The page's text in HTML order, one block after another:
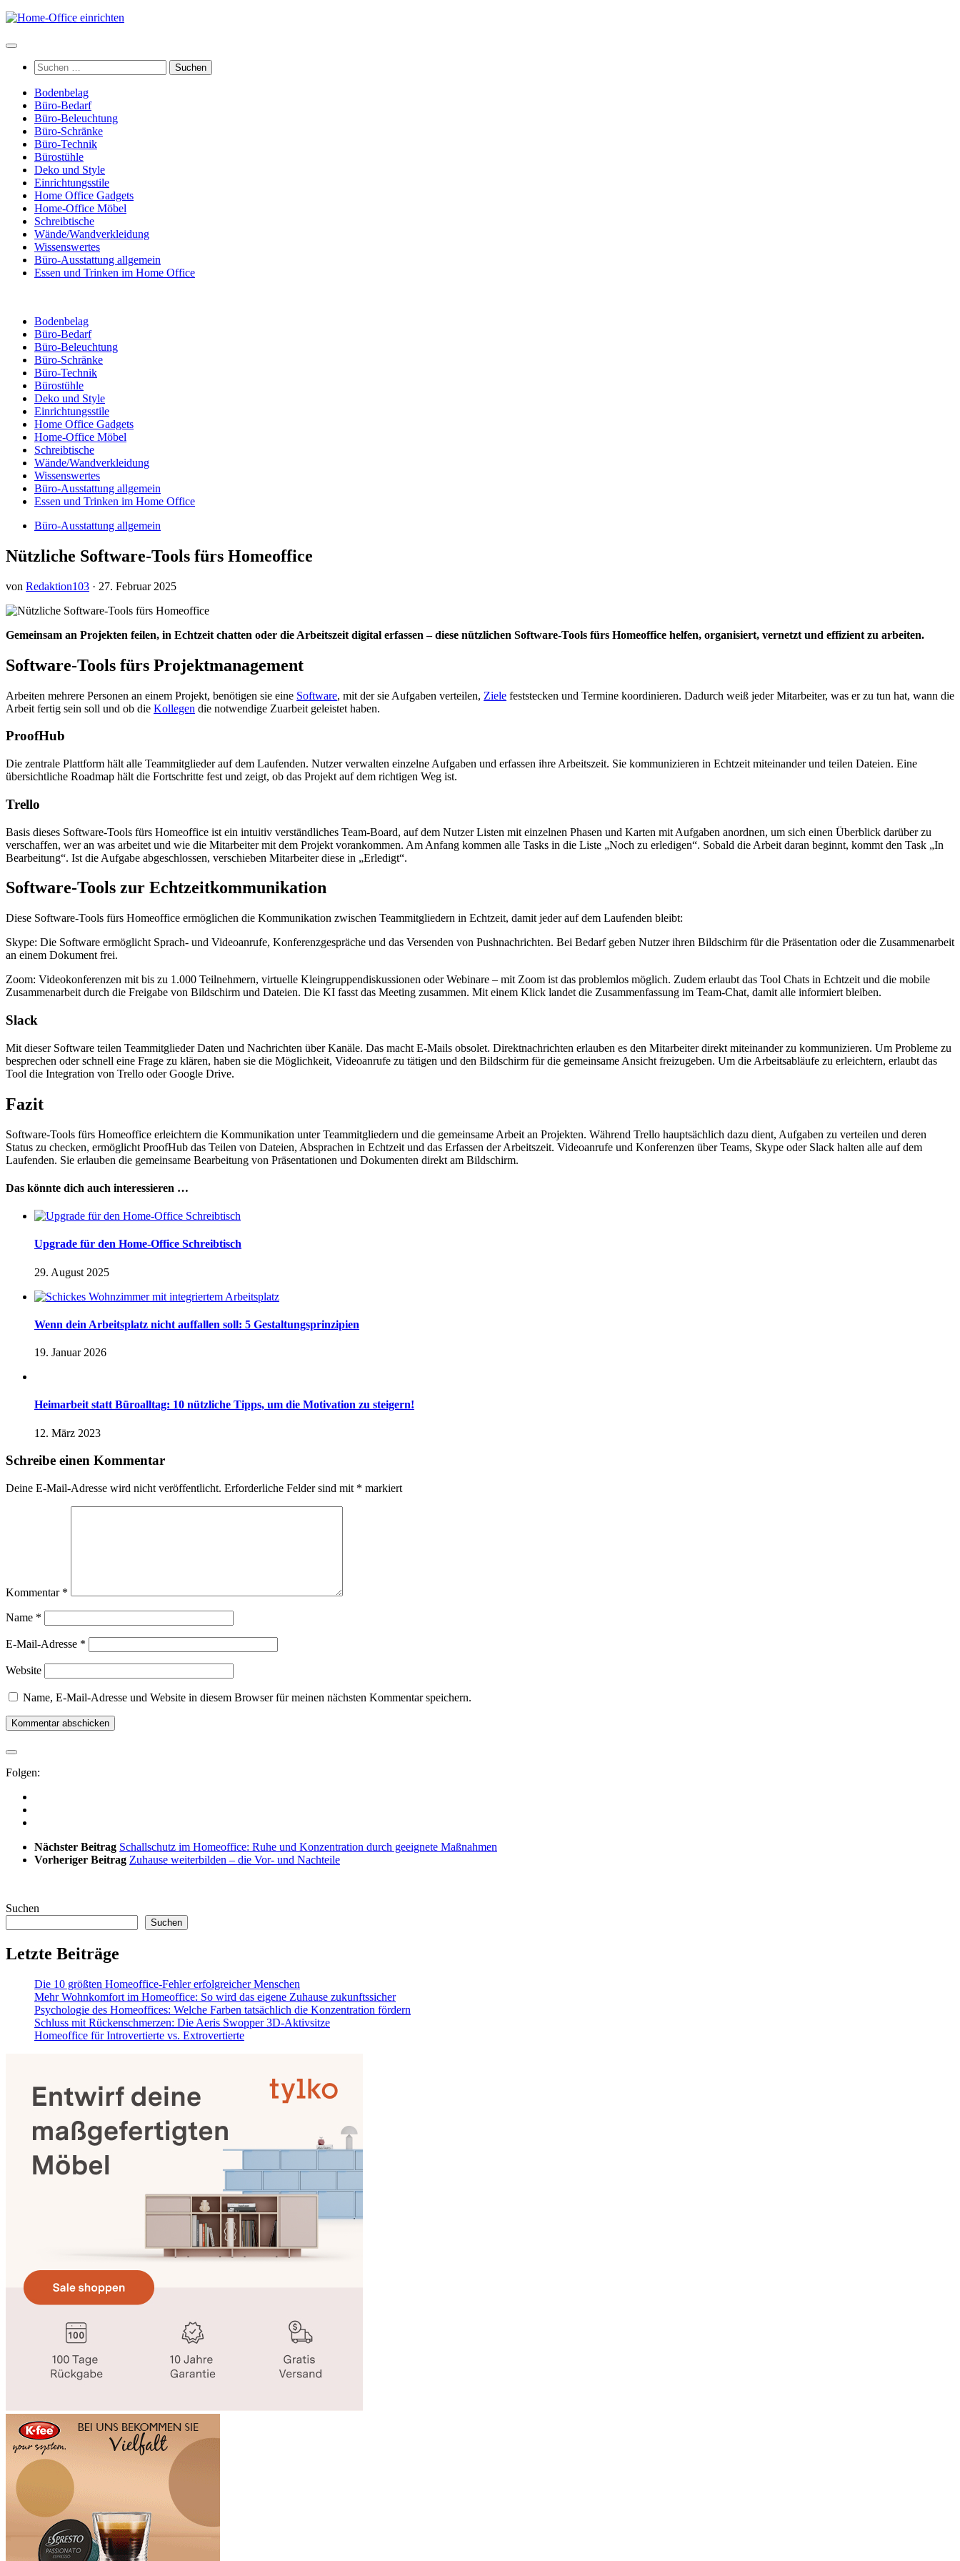
Zum
springen
Suchen
nach:
Bodenbelag
Büro-Bedarf
Büro-Beleuchtung
Büro-Schränke
Büro-Technik
Bürostühle
Deko und Style
Einrichtungsstile
Home Office Gadgets
Home-Office Möbel
Schreibtische
Wände/Wandverkleidung
Wissenswertes
Büro-Ausstattung allgemein
Essen und Trinken im Home Office
Bodenbelag
Büro-Bedarf
Büro-Beleuchtung
Büro-Schränke
Büro-Technik
Bürostühle
Deko und Style
Einrichtungsstile
Home Office Gadgets
Home-Office Möbel
Schreibtische
Wände/Wandverkleidung
Wissenswertes
Büro-Ausstattung allgemein
Essen und Trinken im Home Office
Büro-Ausstattung allgemein
Nützliche Software-Tools fürs Homeoffice
von Redaktion103 · 27. Februar 2025
Gemeinsam an Projekten feilen, in Echtzeit chatten oder die Arbeitszeit digital erfassen – diese nützlichen Software-Tools fürs Homeoffice helfen, organisiert, vernetzt und effizient zu arbeiten.
Software-Tools fürs Projektmanagement
Arbeiten mehrere Personen an einem Projekt, benötigen sie eine Software, mit der sie Aufgaben verteilen, Ziele feststecken und Termine koordinieren. Dadurch weiß jeder Mitarbeiter, was er zu tun hat, wann die
Arbeit fertig sein soll und ob die Kollegen die notwendige Zuarbeit geleistet haben.
ProofHub
Die zentrale Plattform hält alle Teammitglieder auf dem Laufenden. Nutzer verwalten einzelne Aufgaben und erfassen ihre Arbeitszeit. Sie kommunizieren in Echtzeit miteinander und teilen Dateien. Eine
übersichtliche Roadmap hält die Fortschritte fest und zeigt, ob das Projekt auf dem richtigen Weg ist.
Trello
Basis dieses Software-Tools fürs Homeoffice ist ein intuitiv verständliches Team-Board, auf dem Nutzer Listen mit einzelnen Phasen und Karten mit Aufgaben anordnen, um sich einen Überblick darüber zu
verschaffen, wer an was arbeitet und wie die Mitarbeiter mit dem Projekt vorankommen. Am Anfang kommen alle Tasks in die Liste „Noch zu erledigen“. Sobald die Arbeit daran beginnt, kommt den Task „In
Bearbeitung“. Ist die Aufgabe abgeschlossen, verschieben Mitarbeiter diese in „Erledigt“.
Software-Tools zur Echtzeitkommunikation
Diese Software-Tools fürs Homeoffice ermöglichen die Kommunikation zwischen Teammitgliedern in Echtzeit, damit jeder auf dem Laufenden bleibt:
Skype: Die Software ermöglicht Sprach- und Videoanrufe, Konferenzgespräche und das Versenden von Pushnachrichten. Bei Bedarf geben Nutzer ihren Bildschirm für die Präsentation oder die Zusammenarbeit
an einem Dokument frei.
Zoom: Videokonferenzen mit bis zu 1.000 Teilnehmern, virtuelle Kleingruppendiskussionen oder Webinare – mit Zoom ist das problemlos möglich. Zudem erlaubt das Tool Chats in Echtzeit und die mobile
Zusammenarbeit durch die Freigabe von Bildschirm und Dateien. Die KI fasst das Meeting zusammen. Mit einem Klick landet die Zusammenfassung im Team-Chat, damit alle informiert bleiben.
Slack
Mit dieser Software teilen Teammitglieder Daten und Nachrichten über Kanäle. Das macht E-Mails obsolet. Direktnachrichten erlauben es den Mitarbeiter direkt miteinander zu kommunizieren. Um Probleme zu
besprechen oder schnell eine Frage zu klären, haben sie die Möglichkeit, Videoanrufe zu tätigen und den Bildschirm für die gemeinsame Ansicht freizugeben. Um die Arbeitsabläufe zu erleichtern, erlaubt das
Tool die Integration von Trello oder Google Drive.
Fazit
Software-Tools fürs Homeoffice erleichtern die Kommunikation unter Teammitgliedern und die gemeinsame Arbeit an Projekten. Während Trello hauptsächlich dazu dient, Aufgaben zu verteilen und deren
Status zu checken, ermöglicht ProofHub das Teilen von Dateien, Absprachen in Echtzeit und das Erfassen der Arbeitszeit. Videoanrufe und Konferenzen über Teams, Skype oder Slack halten alle auf dem
Laufenden. Sie erlauben die gemeinsame Bearbeitung von Präsentationen und Dokumenten direkt am Bildschirm.
Das könnte dich auch interessieren …
Upgrade für den Home-Office Schreibtisch
29. August 2025
Wenn dein Arbeitsplatz nicht auffallen soll: 5 Gestaltungsprinzipien
19. Januar 2026
Heimarbeit statt Büroalltag: 10 nützliche Tipps, um die Motivation zu steigern!
12. März 2023
Schreibe einen Kommentar
Deine E-Mail-Adresse wird nicht veröffentlicht. Erforderliche Felder sind mit * markiert
Kommentar *
Name *
E-Mail-Adresse *
Website
Name, E-Mail-Adresse und Website in diesem Browser für meinen nächsten Kommentar speichern.
Folgen:
Nächster Beitrag Schallschutz im Homeoffice: Ruhe und Konzentration durch geeignete Maßnahmen
Vorheriger Beitrag Zuhause weiterbilden – die Vor- und Nachteile
Suchen
Suchen
Letzte Beiträge
Die 10 größten Homeoffice-Fehler erfolgreicher Menschen
Mehr Wohnkomfort im Homeoffice: So wird das eigene Zuhause zukunftssicher
Psychologie des Homeoffices: Welche Farben tatsächlich die Konzentration fördern
Schluss mit Rückenschmerzen: Die Aeris Swopper 3D-Aktivsitze
Homeoffice für Introvertierte vs. Extrovertierte